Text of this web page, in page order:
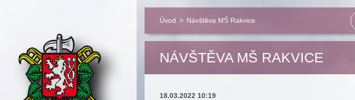
Úvod > Návštěva MŠ Rakvice
NÁVŠTĚVA MŠ RAKVICE
18.03.2022 10:19